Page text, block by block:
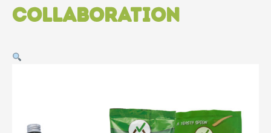
collaboration